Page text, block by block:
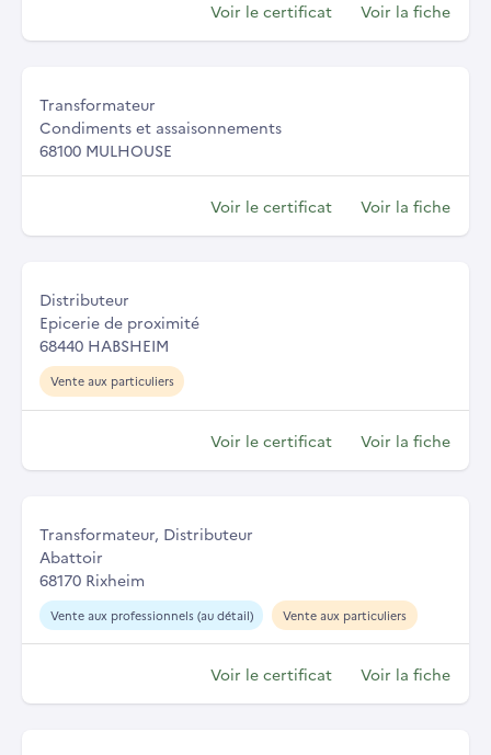
Voir le certificat Voir la fiche
Transformateur
Condiments et assaisonnements
68100 MULHOUSE
Voir le certificat Voir la fiche
Distributeur
Epicerie de proximité
68440 HABSHEIM
Vente aux particuliers
Voir le certificat Voir la fiche
Transformateur, Distributeur
Abattoir
68170 Rixheim
Vente aux professionnels (au détail) Vente aux particuliers
Voir le certificat Voir la fiche